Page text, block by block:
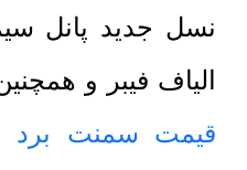
نسل جدید پانل
الیاف فیبر و
قیمت سمنت برد